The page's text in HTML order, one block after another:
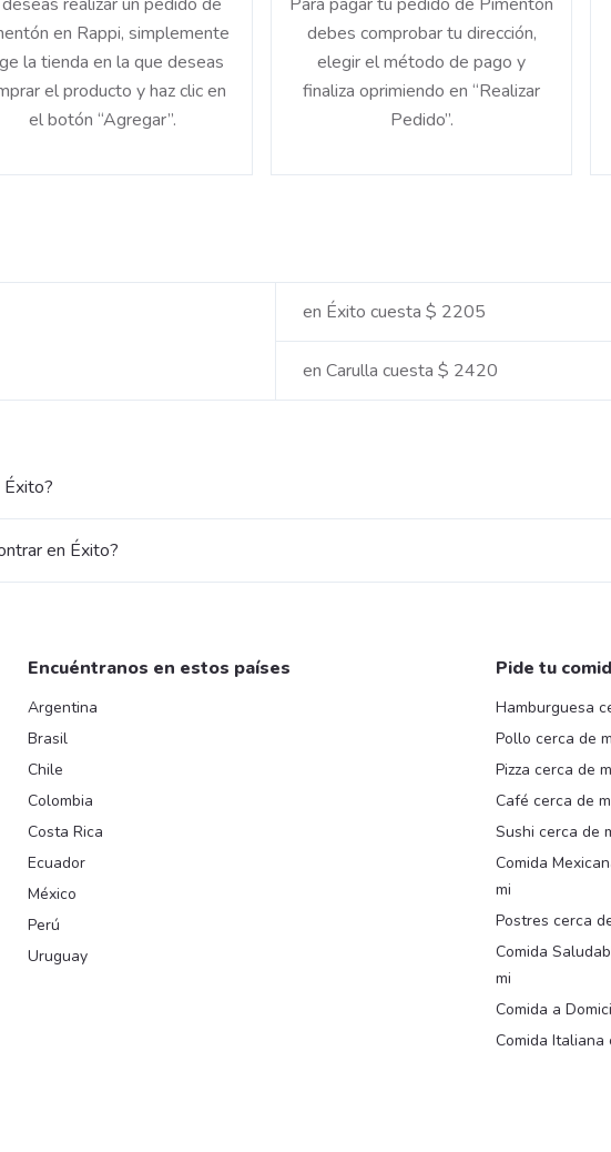
en Rappi, simplemente
la tienda en la que deseas
el producto y haz clic en
el botón “Agregar”.
debes comprobar tu dirección,
elegir el método de pago y
finaliza oprimiendo en “Realizar
Pedido”.
en Éxito cuesta $ 2205
en Carulla cuesta $ 2420
en Éxito?
Encuéntranos en estos países
Argentina
Brasil
Chile
Colombia
Costa Rica
Ecuador
México
Perú
Uruguay
Pide tu
Hamburguesa
Pollo cerca de
Pizza cerca de
Café cerca de
Sushi cerca de
Comida
mi
Postres cerca
Comida
mi
Comida a
Comida Italiana